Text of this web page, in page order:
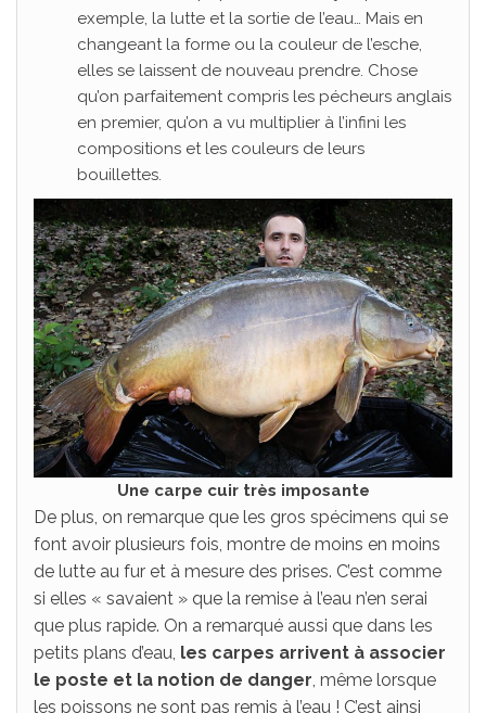
exemple, la lutte et la sortie de l’eau… Mais en
changeant la forme ou la couleur de l’esche,
elles se laissent de nouveau prendre. Chose
qu’on parfaitement compris les pécheurs anglais
en premier, qu’on a vu multiplier à l’infini les
compositions et les couleurs de leurs
bouillettes.
Une carpe cuir très imposante
De plus, on remarque que les gros spécimens qui se
font avoir plusieurs fois, montre de moins en moins
de lutte au fur et à mesure des prises. C’est comme
si elles « savaient » que la remise à l’eau n’en serai
que plus rapide. On a remarqué aussi que dans les
petits plans d’eau, les carpes arrivent à associer
le poste et la notion de danger, même lorsque
les poissons ne sont pas remis à l’eau ! C’est ainsi